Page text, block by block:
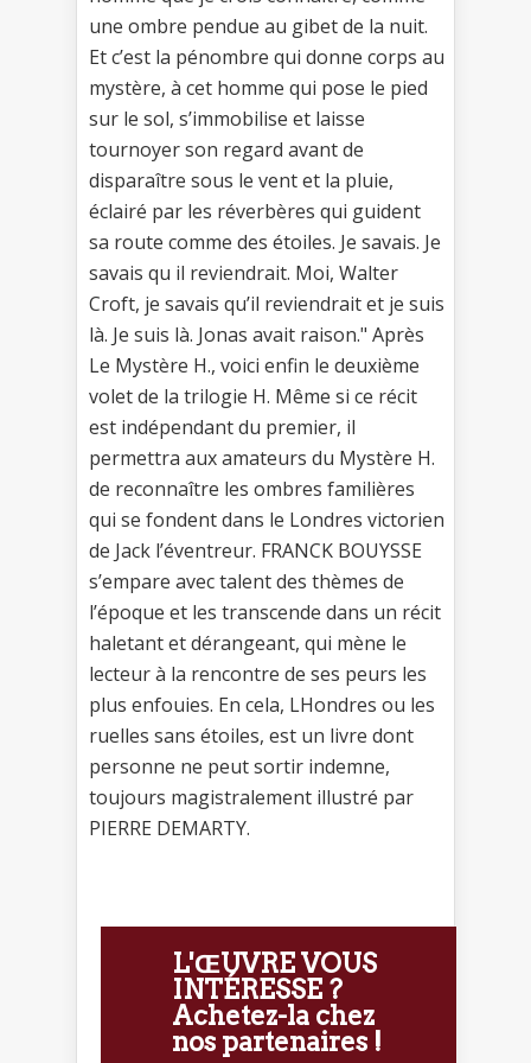
une ombre pendue au gibet de la nuit.
Et c’est la pénombre qui donne corps au
mystère, à cet homme qui pose le pied
sur le sol, s’immobilise et laisse
tournoyer son regard avant de
disparaître sous le vent et la pluie,
éclairé par les réverbères qui guident
sa route comme des étoiles. Je savais. Je
savais qu il reviendrait. Moi, Walter
Croft, je savais qu’il reviendrait et je suis
là. Je suis là. Jonas avait raison." Après
Le Mystère H., voici enfin le deuxième
volet de la trilogie H. Même si ce récit
est indépendant du premier, il
permettra aux amateurs du Mystère H.
de reconnaître les ombres familières
qui se fondent dans le Londres victorien
de Jack l’éventreur. FRANCK BOUYSSE
s’empare avec talent des thèmes de
l’époque et les transcende dans un récit
haletant et dérangeant, qui mène le
lecteur à la rencontre de ses peurs les
plus enfouies. En cela, LHondres ou les
ruelles sans étoiles, est un livre dont
personne ne peut sortir indemne,
toujours magistralement illustré par
PIERRE DEMARTY.
L'ŒUVRE VOUS
INTÉRESSE ?
Achetez-la chez
nos partenaires !